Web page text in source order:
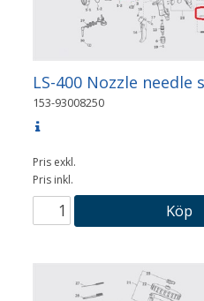
LS-400 Nozzle needle
153-93008250
Pris exkl.
Pris inkl.
Köp